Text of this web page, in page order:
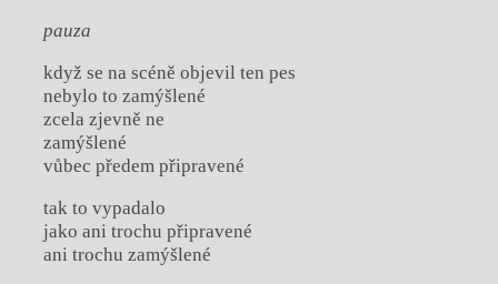
pauza
když se na scéně objevil ten pes
nebylo to zamýšlené
zcela zjevně ne
zamýšlené
vůbec předem připravené
tak to vypadalo
jako ani trochu připravené
ani trochu zamýšlené